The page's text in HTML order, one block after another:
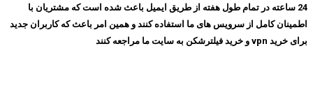
24 ساعته در تمام طول هفته از طریق ایمیل باعث شده است که مشتریان با
اطمینان کامل از سرویس های ما استفاده کنند و همین امر باعث که کاربران جدید
برای خرید vpn و خرید فیلترشکن به سایت ما مراجعه کنند